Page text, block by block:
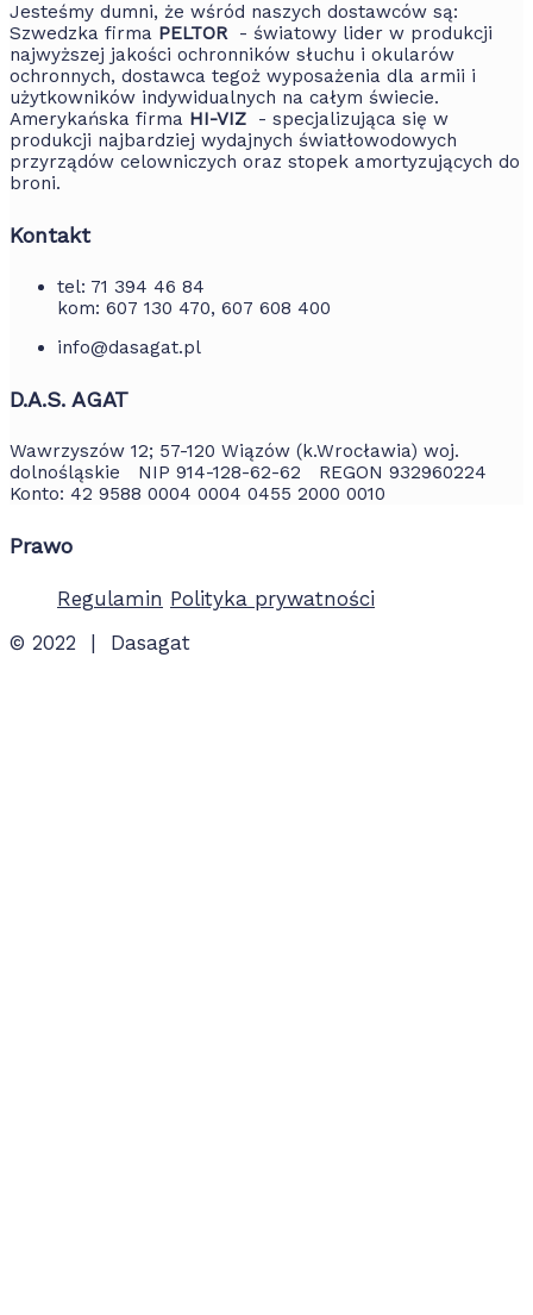
Jesteśmy dumni, że wśród naszych dostawców są:
Szwedzka firma PELTOR- światowy lider w produkcji
najwyższej jakości ochronników słuchu i okularów
ochronnych, dostawca tegoż wyposażenia dla armii i
użytkowników indywidualnych na całym świecie.
Amerykańska firma HI-VIZ - specjalizująca się w
produkcji najbardziej wydajnych światłowodowych
przyrządów celowniczych oraz stopek amortyzujących do
broni.
Kontakt
tel: 71 394 46 84
kom: 607 130 470, 607 608 400
info@dasagat.pl
D.A.S. AGAT
Wawrzyszów 12; 57-120 Wiązów (k.Wrocławia) woj.
dolnośląskie NIP 914-128-62-62 REGON 932960224
Konto: 42 9588 0004 0004 0455 2000 0010
Prawo
Regulamin Polityka prywatności
© 2022 | Dasagat